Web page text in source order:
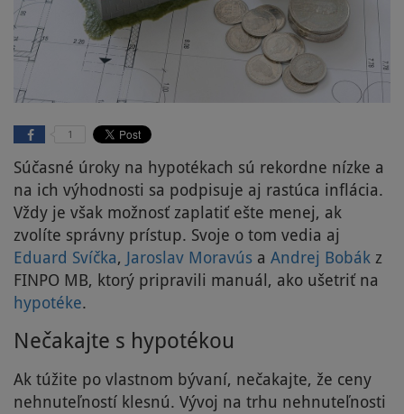
1
Súčasné úroky na hypotékach sú rekordne nízke a
na ich výhodnosti sa podpisuje aj rastúca inflácia.
Vždy je však možnosť zaplatiť ešte menej, ak
zvolíte správny prístup. Svoje o tom vedia aj
Eduard Svíčka, Jaroslav Moravús a Andrej Bobák z
FINPO MB, ktorý pripravili manuál, ako ušetriť na
hypotéke.
Nečakajte s hypotékou
Ak túžite po vlastnom bývaní, nečakajte, že ceny
nehnuteľností klesnú. Vývoj na trhu nehnuteľnosti